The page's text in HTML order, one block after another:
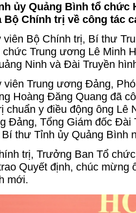
ủy Quảng Bình tổ chức
Bộ Chính trị về công tác
viên Bộ Chính trị, Bí thư
Trung ương Lê Minh
Ninh và Đài Truyền
viên Trung ương Đảng,
Hoàng Đăng Quang đã
chuẩn y điều động ông Lê
Đảng, Tổng Giám đốc Đài
thư Tỉnh ủy Quảng Bình
trị, Trưởng Ban Tổ
Quyết định, chúc mừng
mới.